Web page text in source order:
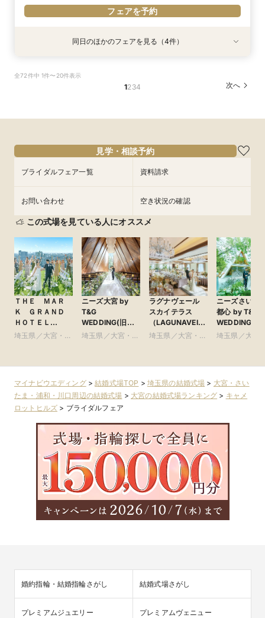
フェアを予約
衣装試着 特典あり
8/30
加してみよう！憧れの大聖堂＆貸切会場見学＆豪
華試食*Amazonギフト10,000円付き
9:00〜
11:00〜
フェアを予約
衣装試着 特典あり
8/30
り】憧れ大聖堂＆緑溢れるガーデンW体験＆贅沢
4万円相当の無料試食付き
9:00〜
11:00〜
フェアを予約
衣装試着 特典あり
8/30
×安心相談会×お得プラン《無料試食》
×《Amazonギフト券1万円》
9:00〜
11:00〜
フェアを予約
衣装試着 特典あり
8/30
で叶う上質W★最短30日で準備OK★1件目来館
で《無料試食》×《Amazonギフト券1万円》
9:00〜
11:00〜
フェアを予約
同日のほかのフェアを見る（4件）
全72件中 1件〜20件表示
1234 次へ
見学・相談予約
ブライダルフェア一覧 資料請求
お問い合わせ 空き状況の確認
この式場を見ている人にオススメ
ＴＨＥ ＭＡＲ
Ｋ ＧＲＡＮＤ
ＨＯＴＥＬ
●Plan・Do・See
埼玉県／大宮・さ
ニーズ大宮 by
T&G
WEDDING(旧
アーヴェリール迎
埼玉県／大宮・さ
ラグナヴェール
スカイテラス
（LAGUNAVEIL
SkyTerrace）
埼玉県／大宮・さ
ニーズさいた
都心 by T&G
WEDDING(旧
ガーデンヒル
埼玉県／大宮
マイナビウエディング>結婚式場TOP > 埼玉県の結婚式場 > 大宮・さい
たま・浦和・川口周辺の結婚式場 > 大宮の結婚式場ランキング > キャメ
ロットヒルズ > ブライダルフェア
婚約指輪・結婚指輪さがし 結婚式場さがし
プレミアムジュエリー プレミアムヴェニュー